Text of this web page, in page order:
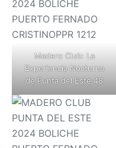
Madero Club: La
Experiencia Nocturna
de Punta del Este 48